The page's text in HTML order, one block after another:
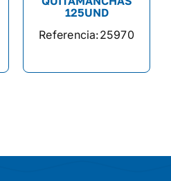
125UND
Referencia:25970